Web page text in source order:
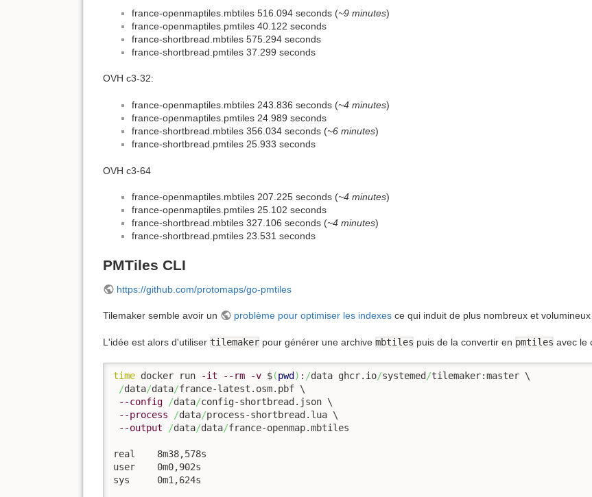
france-openmaptiles.mbtiles 516.094 seconds (~9 minutes)
france-openmaptiles.pmtiles 40.122 seconds
france-shortbread.mbtiles 575.294 seconds
france-shortbread.pmtiles 37.299 seconds
OVH c3-32:
france-openmaptiles.mbtiles 243.836 seconds (~4 minutes)
france-openmaptiles.pmtiles 24.989 seconds
france-shortbread.mbtiles 356.034 seconds (~6 minutes)
france-shortbread.pmtiles 25.933 seconds
OVH c3-64
france-openmaptiles.mbtiles 207.225 seconds (~4 minutes)
france-openmaptiles.pmtiles 25.102 seconds
france-shortbread.mbtiles 327.106 seconds (~4 minutes)
france-shortbread.pmtiles 23.531 seconds
PMTiles CLI
https://github.com/protomaps/go-pmtiles
Tilemaker semble avoir un problème pour optimiser les indexesce qui induit de plus nombreux et
L'idée est alors d'utiliser tilemaker pour générer une archive mbtiles puis de la convertir en pmtiles avec le
time docker run -it --rm -v $(pwd ) : /data ghcr.io/systemed/tilemaker:master \
/data/data/france-latest.osm.pbf \
--config /data/config-shortbread.json \
--process
/data/process-shortbread.lua \
--output
/data/data/france-openmap.mbtiles
real	8m38,578s
user	0m0,902s
sys	0m1,624s